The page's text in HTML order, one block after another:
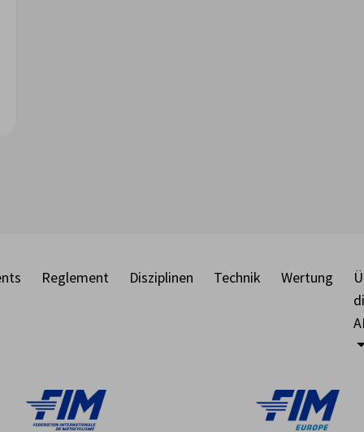
Reglement Disziplinen Technik Wertung